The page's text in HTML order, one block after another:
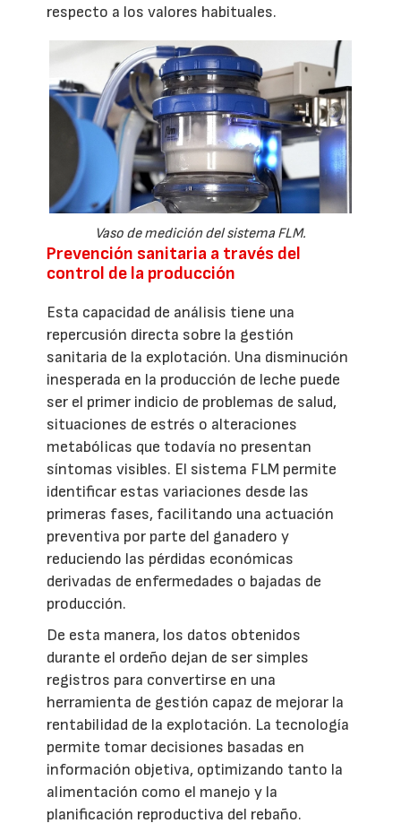
respecto a los valores habituales.
Vaso de medición del sistema FLM.
Prevención sanitaria a través del
control de la producción
Esta capacidad de análisis tiene una
repercusión directa sobre la gestión
sanitaria de la explotación. Una disminución
inesperada en la producción de leche puede
ser el primer indicio de problemas de salud,
situaciones de estrés o alteraciones
metabólicas que todavía no presentan
síntomas visibles. El sistema FLM permite
identificar estas variaciones desde las
primeras fases, facilitando una actuación
preventiva por parte del ganadero y
reduciendo las pérdidas económicas
derivadas de enfermedades o bajadas de
producción.
De esta manera, los datos obtenidos
durante el ordeño dejan de ser simples
registros para convertirse en una
herramienta de gestión capaz de mejorar la
rentabilidad de la explotación. La tecnología
permite tomar decisiones basadas en
información objetiva, optimizando tanto la
alimentación como el manejo y la
planificación reproductiva del rebaño.